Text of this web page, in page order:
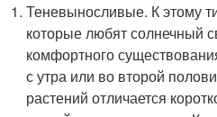
Теневыносливые. К этому
которые любят солнечный
комфортного
с утра или во второй
растений отличается